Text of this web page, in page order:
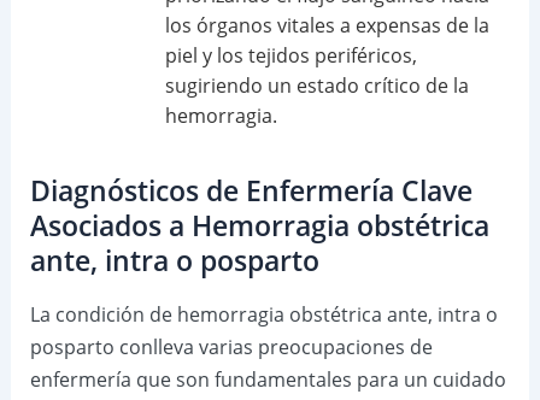
los órganos vitales a expensas de la
piel y los tejidos periféricos,
sugiriendo un estado crítico de la
hemorragia.
Diagnósticos de Enfermería Clave
Asociados a Hemorragia obstétrica
ante, intra o posparto
La condición de hemorragia obstétrica ante, intra o
posparto conlleva varias preocupaciones de
enfermería que son fundamentales para un cuidado